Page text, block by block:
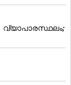
വ്യാപാരസ്ഥലം;